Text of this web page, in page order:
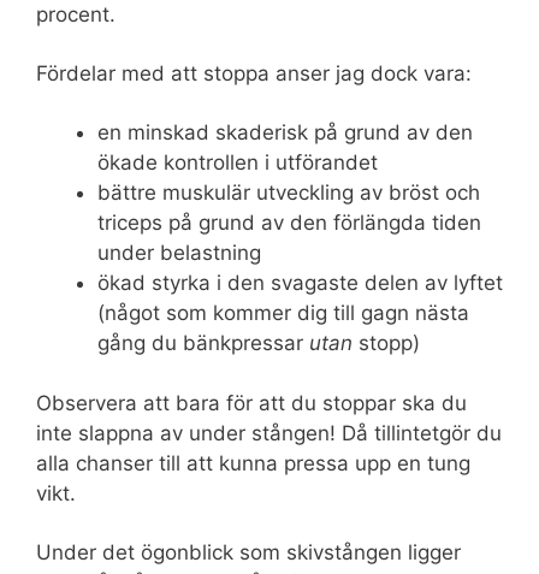
procent.
Fördelar med att stoppa anser jag dock vara:
en minskad skaderisk på grund av den
ökade kontrollen i utförandet
bättre muskulär utveckling av bröst och
triceps på grund av den förlängda tiden
under belastning
ökad styrka i den svagaste delen av lyftet
(något som kommer dig till gagn nästa
gång du bänkpressar utan stopp)
Observera att bara för att du stoppar ska du
inte slappna av under stången! Då tillintetgör du
alla chanser till att kunna pressa upp en tung
vikt.
Under det ögonblick som skivstången ligger